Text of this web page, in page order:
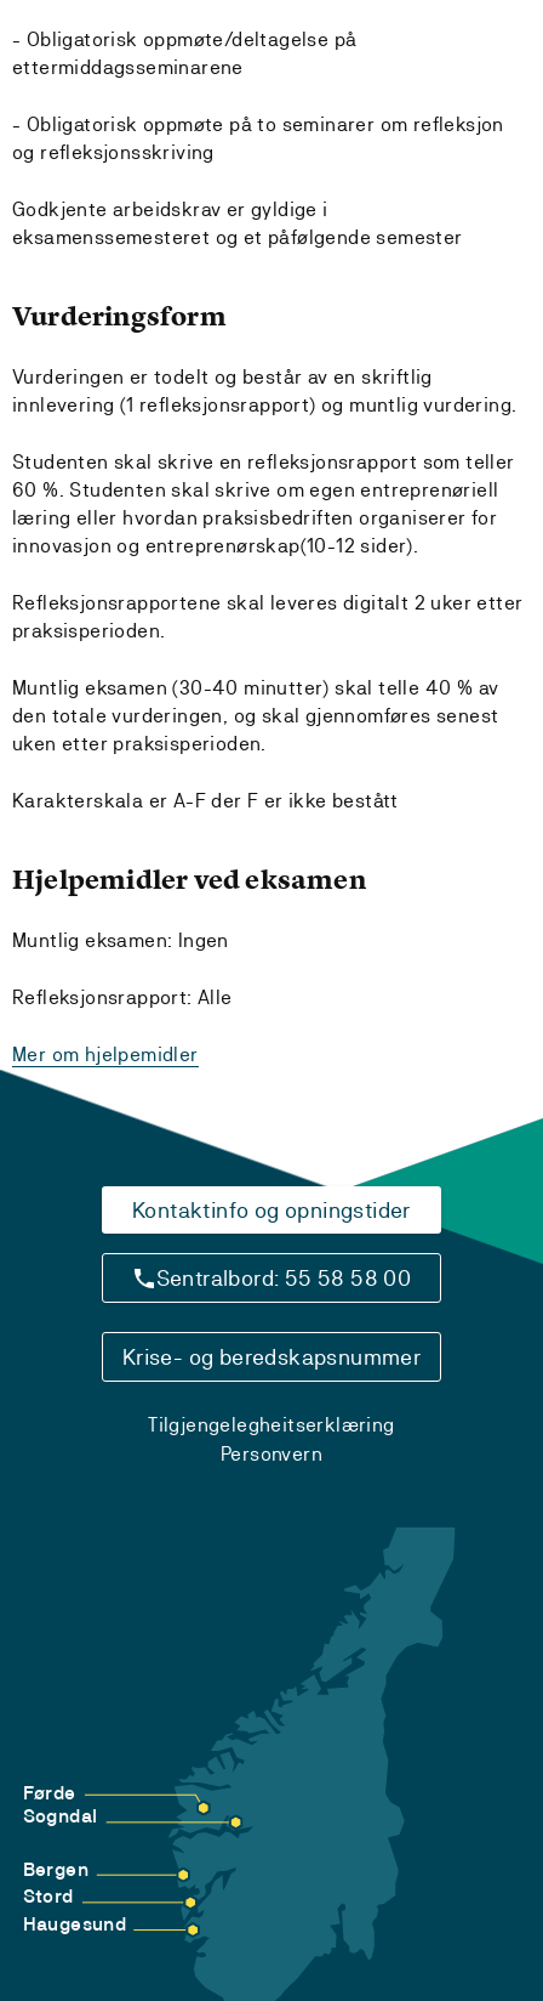
- Obligatorisk oppmøte/deltagelse på
ettermiddagsseminarene
- Obligatorisk oppmøte på to seminarer om refleksjon
og refleksjonsskriving
Godkjente arbeidskrav er gyldige i
eksamenssemesteret og et påfølgende semester
Vurderingsform
Vurderingen er todelt og består av en skriftlig
innlevering (1 refleksjonsrapport) og muntlig vurdering.
Studenten skal skrive en refleksjonsrapport som teller
60 %. Studenten skal skrive om egen entreprenøriell
læring eller hvordan praksisbedriften organiserer for
innovasjon og entreprenørskap(10-12 sider).
Refleksjonsrapportene skal leveres digitalt 2 uker etter
praksisperioden.
Muntlig eksamen (30-40 minutter) skal telle 40 % av
den totale vurderingen, og skal gjennomføres senest
uken etter praksisperioden.
Karakterskala er A-F der F er ikke bestått
Hjelpemidler ved eksamen
Muntlig eksamen: Ingen
Refleksjonsrapport: Alle
Mer om hjelpemidler
Kontaktinfo og opningstider
Sentralbord: 55 58 58 00
Krise- og beredskapsnummer
Tilgjengelegheitserklæring
Personvern
Førde
Sogndal
Bergen
Stord
Haugesund